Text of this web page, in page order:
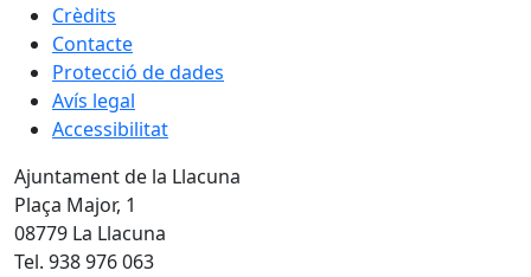
Crèdits
Contacte
Protecció de dades
Avís legal
Accessibilitat
Ajuntament de la Llacuna
Plaça Major, 1
08779 La Llacuna
Tel. 938 976 063